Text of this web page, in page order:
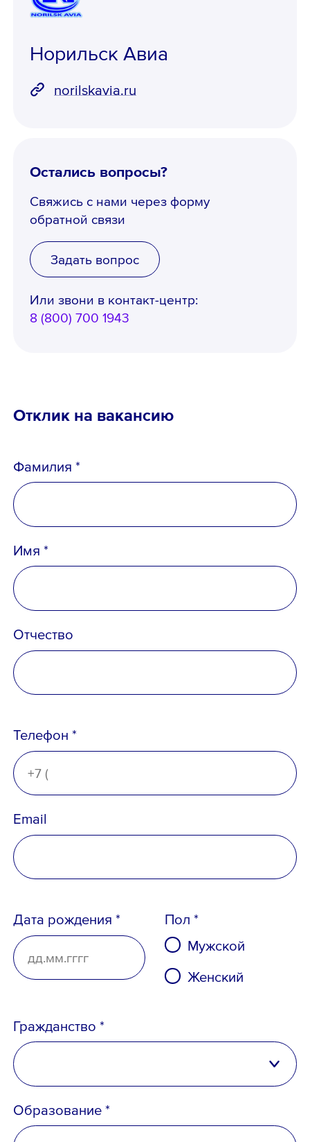
Норильск Авиа
norilskavia.ru
Остались вопросы?
Свяжись с нами через форму
обратной связи
Задать вопрос
Или звони в контакт-центр:
8 (800) 700 1943
Телефон *
Email *
Отклик на вакансию
Фамилия *
Имя *
Отчество
Телефон *
Email
Дата рождения *
Пол *
Мужской
Женский
Гражданство *
Беларусь
Образование *